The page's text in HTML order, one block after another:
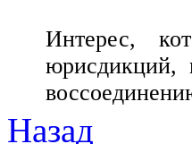
Интерес,
юрисдикций,
Назад